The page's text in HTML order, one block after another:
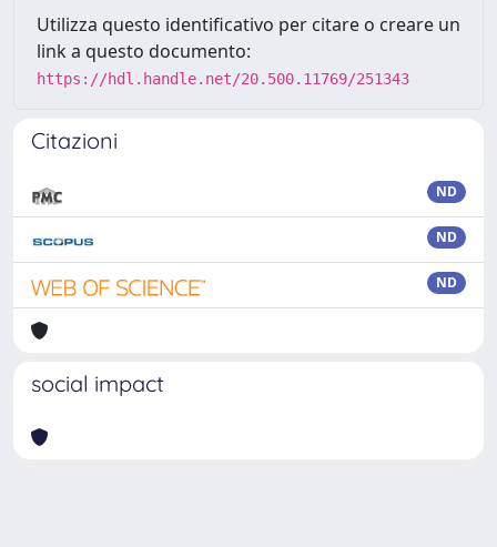
Utilizza questo identificativo per citare o creare un
link a questo documento:
https://hdl.handle.net/20.500.11769/251343
Citazioni
ND
ND
ND
social impact